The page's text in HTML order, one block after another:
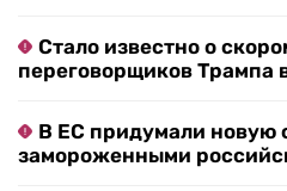
Стало известно о
переговорщиков Трампа
В ЕС придумали новую
замороженными